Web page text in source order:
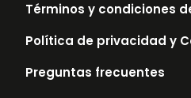
Términos y condiciones
Política de privacidad y
Preguntas frecuentes